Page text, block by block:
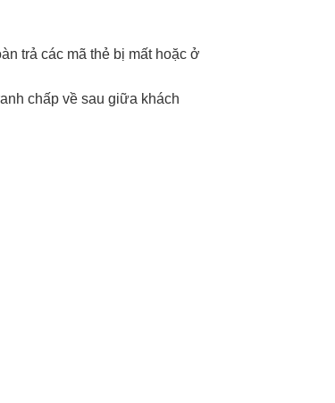
trả các mã thẻ bị mất hoặc ở
chấp về sau giữa khách